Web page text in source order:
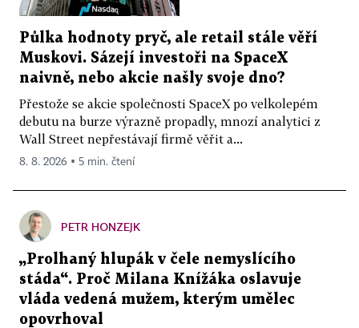
Půlka hodnoty pryč, ale retail stále věří
Muskovi. Sázejí investoři na SpaceX
naivně, nebo akcie našly svoje dno?
Přestože se akcie společnosti SpaceX po velkolepém
debutu na burze výrazně propadly, mnozí analytici z
Wall Street nepřestávají firmě věřit a...
8. 8. 2026 ▪ 5 min. čtení
PETR HONZEJK
„Prolhaný hlupák v čele nemyslícího
stáda“. Proč Milana Knížáka oslavuje
vláda vedená mužem, kterým umělec
opovrhoval